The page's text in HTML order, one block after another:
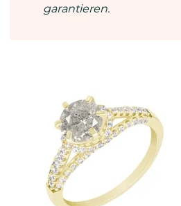
garantieren.